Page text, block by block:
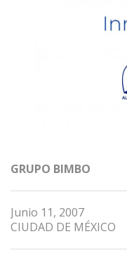
GRUPO BIMBO
Junio 11, 2007
CIUDAD DE MÉXICO